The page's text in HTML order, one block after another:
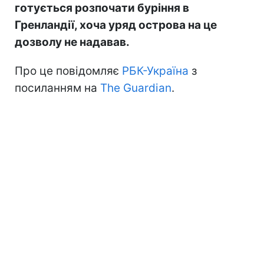
готується розпочати буріння в
Гренландії, хоча уряд острова на це
дозволу не надавав.
Про це повідомляє РБК-Україна з
посиланням на The Guardian.